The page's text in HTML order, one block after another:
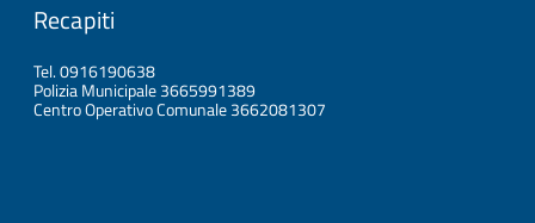
Recapiti
Tel. 0916190638
Polizia Municipale 3665991389
Centro Operativo Comunale 3662081307